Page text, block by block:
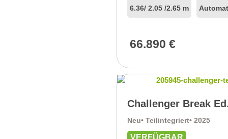
6.36/ 2.05 /2.65 m
66.890 €
Challenger Break
Neu• Teilintegriert• 2025
VERFÜGBAR